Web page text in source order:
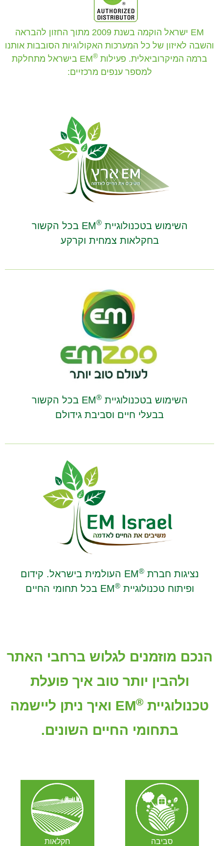
EM ישראל הוקמה בשנת 2009 מתוך החזון להבראה
והשבה לאיזון של כל המערכות האקולוגיות הסובבות אותנו
ברמה המיקרוביאלית. פעילות ®
EM בישראל מתחלקת
למספר ענפים מרכזיים:
השימוש בטכנולוגיית®
EM בכל הקשור
בחקלאות צמחית וקרקע
השימוש בטכנולוגיית®
EM בכל הקשור
בבעלי חיים וסביבת גידולם
נציגות חברת®
EM העולמית בישראל. קידום
ופיתוח טכנולוגיית®EM בכל תחומי החיים
הנכם מוזמנים לגלוש ברחבי האתר
ולהבין יותר טוב איך פועלת
טכנולוגיית®
EM ואיך ניתן ליישמה
בתחומי החיים השונים.
סביבה חקלאות